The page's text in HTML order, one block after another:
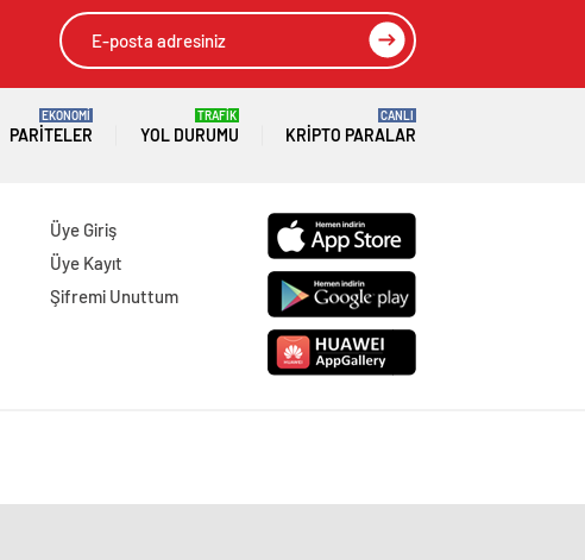
PARITELER
EKONOMİ
YOL DURUMU
TRAFİK
KRIPTO PARALAR
CANLI
Üye Giriş
Üye Kayıt
Şifremi Unuttum